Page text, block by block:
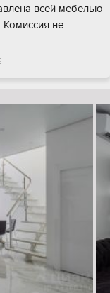
всей мебелью
не